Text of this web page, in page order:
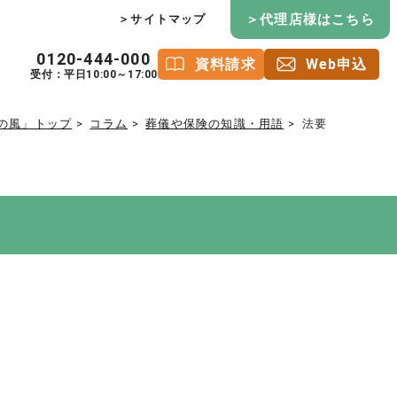
＞サイトマップ ＞代理店様はこちら
0120-444-000
受付：平日10:00～17:00
資料請求 Web申込
風」トップ コラム 葬儀や保険の知識・用語 法要